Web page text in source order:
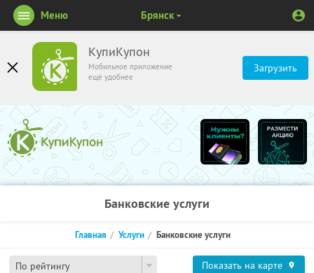
КупиКупон
Мобильное приложение
ещё удобнее
Загрузить
Меню Брянск
Банковские услуги
По рейтингу
Главная Услуги Банковские услуги
Показать на карте